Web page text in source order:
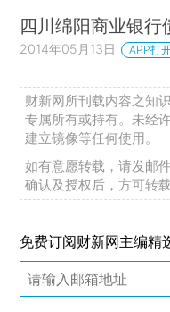
四川绵阳商业银行
2014年05月13日 APP打
财新网所刊载内容之知
专属所有或持有。未经
建立镜像等任何使用。
如有意愿转载，请发邮
确认及授权后，方可转载
免费订阅财新网主编精